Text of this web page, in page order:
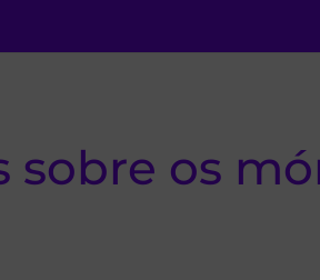
sobre os